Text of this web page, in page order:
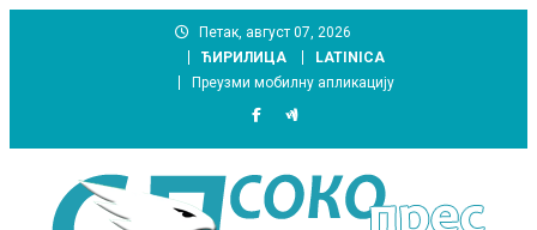
Петак, август 07, 2026
ЋИРИЛИЦА
LATINICA
Преузми мобилну апликацију